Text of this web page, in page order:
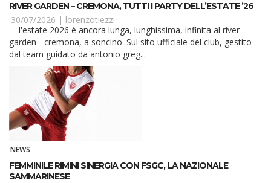
RIVER GARDEN – CREMONA, TUTTI I PARTY DELL’ESTATE ’26
30/07/2026 | lorenzotiezzi
garden - cremona, a soncino. Sul sito ufficiale del club, gestito
dal team guidato da antonio greg...
NEWS
FEMMINILE RIMINI SINERGIA CON FSGC, LA NAZIONALE
SAMMARINESE